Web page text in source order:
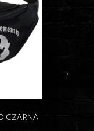
CZARNA